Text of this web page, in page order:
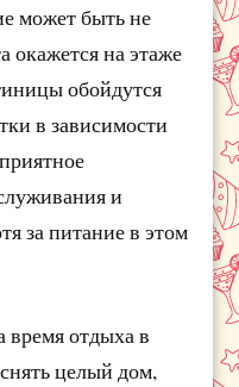
может быть не
окажется на этаже
обойдутся
в зависимости
и
за питание в этом
время отдыха в
целый дом,